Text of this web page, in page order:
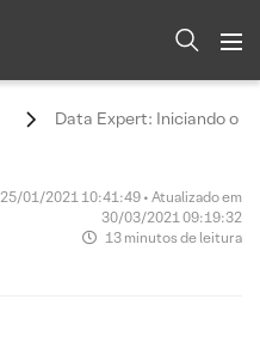
Data Expert: Iniciando o
25/01/2021 10:41:49 • Atualizado em
30/03/2021 09:19:32
13 minutos de leitura